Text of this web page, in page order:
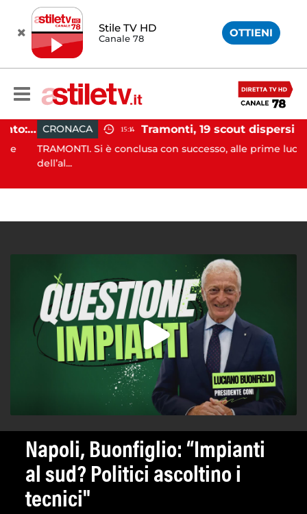
Stile TV HD
Canale 78 OTTIENI
Incidente agricolo nel Cilento: trattore si ribalta, muore 71enne CRONACA 15:14
TRAMONTI. Si è conclusa con successo, alle prime luci
dell’al...
Napoli, Buonfiglio: “Impianti
al sud? Politici ascoltino i
tecnici"